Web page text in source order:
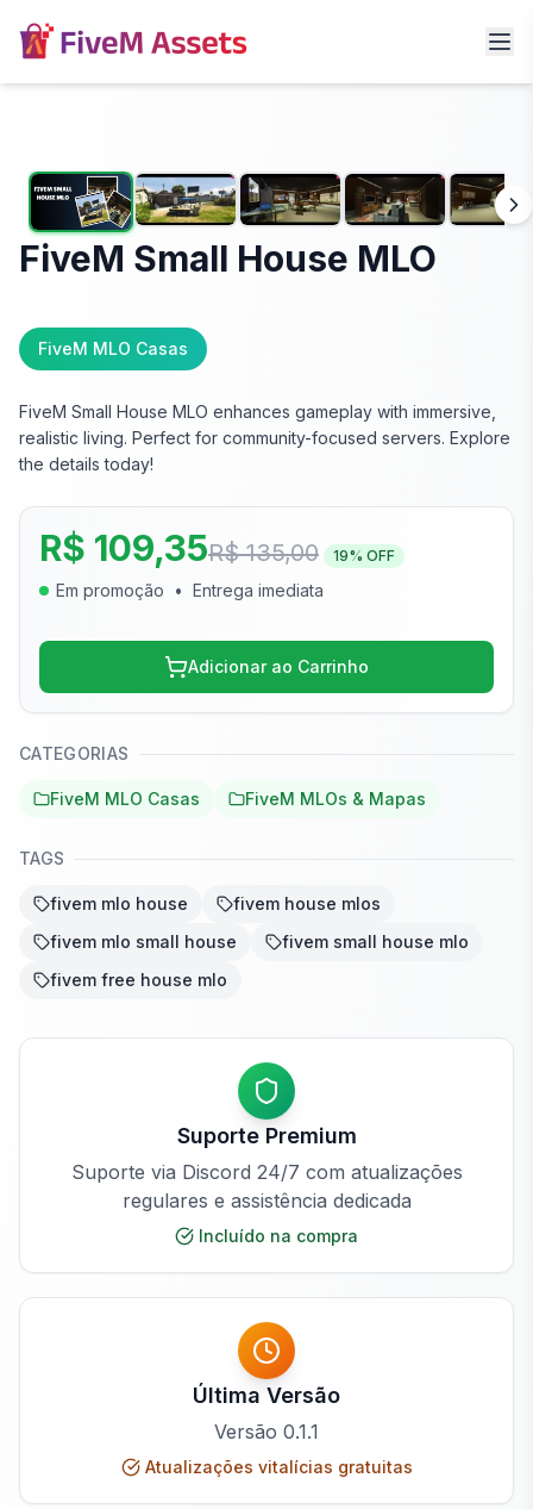
FiveM Small House MLO
FiveM MLO Casas
FiveM Small House MLO enhances gameplay with immersive,
realistic living. Perfect for community-focused servers. Explore
the details today!
R$ 109,35R$ 135,00 19% OFF
Em promoção • Entrega imediata
Adicionar ao Carrinho
CATEGORIAS
FiveM MLO Casas FiveM MLOs & Mapas
TAGS
fivem mlo house
fivem house mlos
fivem mlo small house
fivem small house mlo
fivem free house mlo
Suporte Premium
Suporte via Discord 24/7 com atualizações
regulares e assistência dedicada
Incluído na compra
Última Versão
Versão 0.1.1
Atualizações vitalícias gratuitas